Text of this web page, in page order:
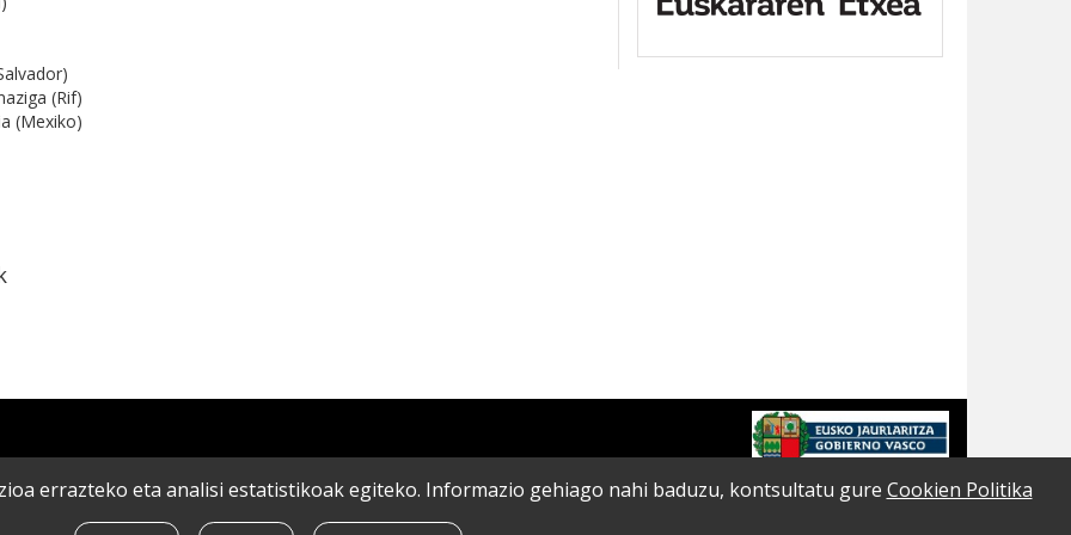
(Rif)
(Mexiko)
errazteko eta analisi estatistikoak egiteko. Informazio gehiago nahi baduzu, kontsultatu gure Cookien Politika